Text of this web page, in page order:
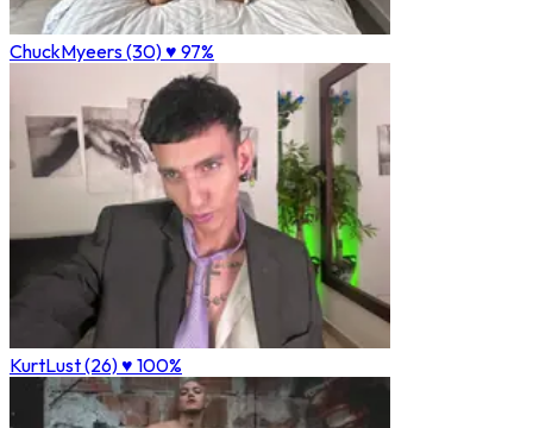
ChuckMyeers (30)♥ 97%
KurtLust (26)♥ 100%